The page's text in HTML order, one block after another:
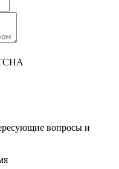
вопросы и